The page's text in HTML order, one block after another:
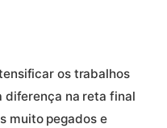
os trabalhos
diferença na reta final
muito pegados e